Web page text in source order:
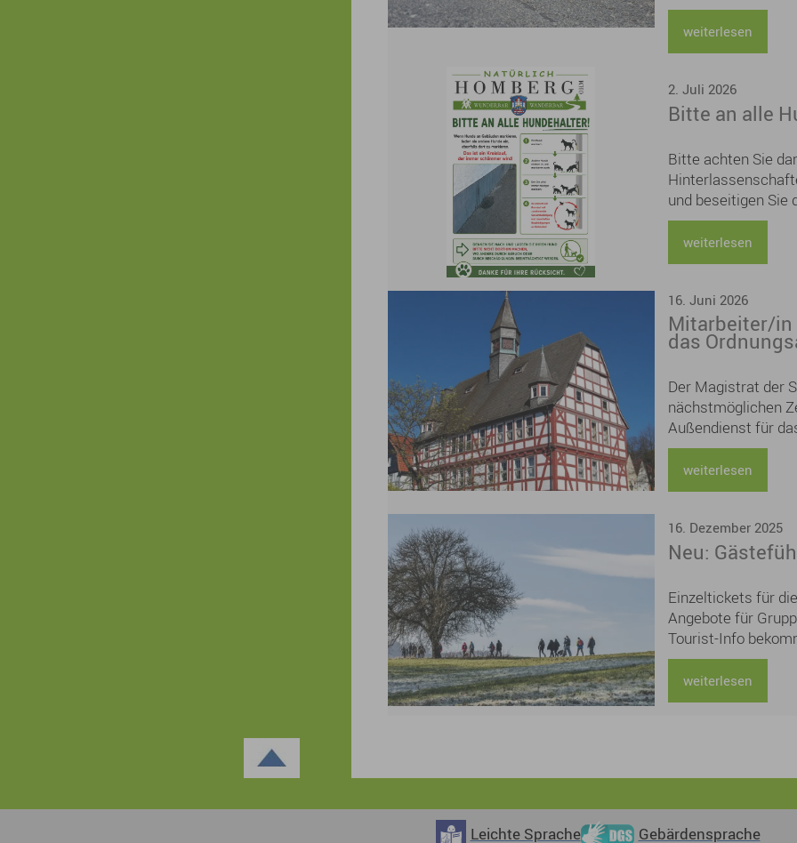
weiterlesen
2. Juli 2026
Bitte an alle
Bitte achten Sie
und beseitigen
Beitrag zu einem
Wohl aller.
weiterlesen
16. Juni 2026
Mitarbeiter/in
das
Der Magistrat der
nächstmöglichen
Außendienst für
zunächst befristet
die tarifliche
Stelle ist
weiterlesen
16. Dezember 2025
Neu:
Einzeltickets für
Angebote für
Tourist-Info
schnell online auf
suchen noch ein
Schenken Sie doch
weiterlesen
Leichte Sprache Gebärdensprache